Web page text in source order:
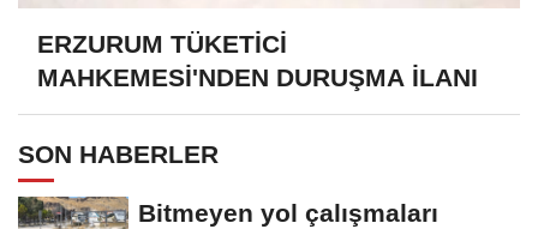
ERZURUM TÜKETİCİ
MAHKEMESİ'NDEN DURUŞMA İLANI
SON HABERLER
Bitmeyen yol çalışmaları